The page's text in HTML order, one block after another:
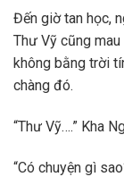
Đến giờ tan học,
Thư Vỹ cũng
không bằng trời
chàng đó.
“Thư Vỹ….” Kha
“Có chuyện gì